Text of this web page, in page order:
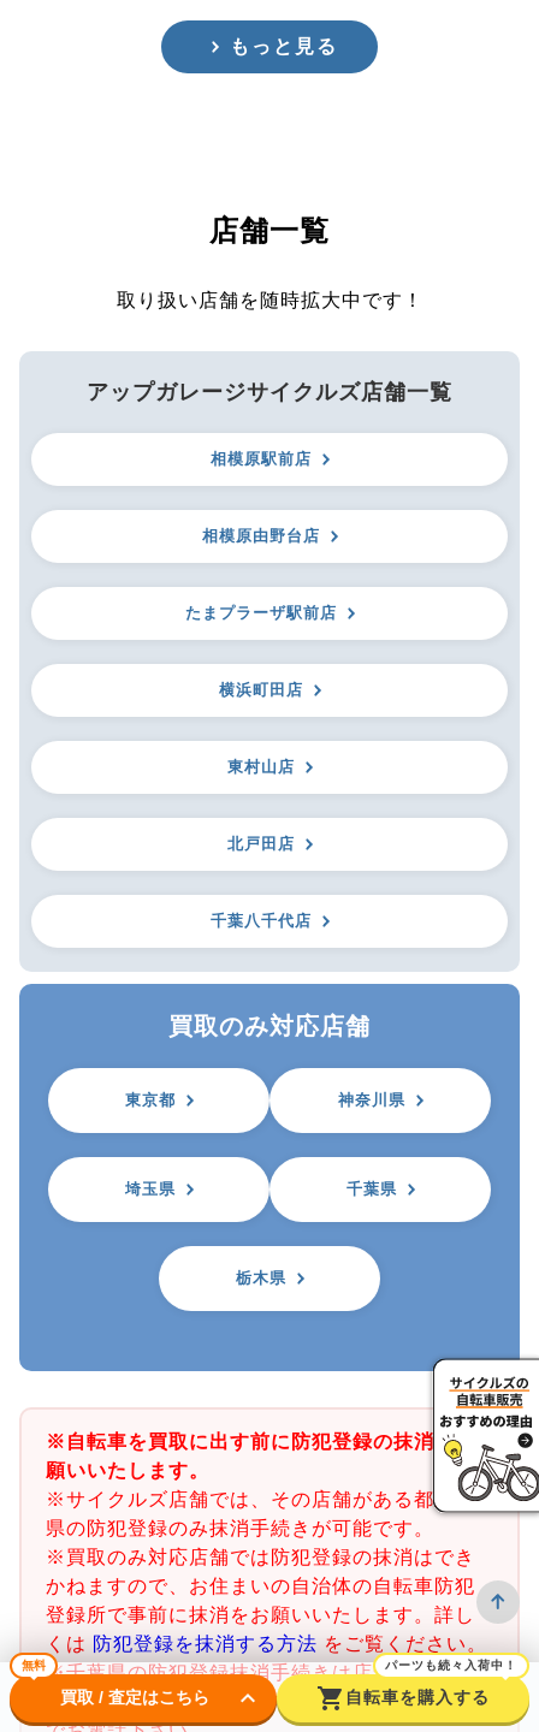
もっと見る
店舗一覧
取り扱い店舗を随時拡大中です！
アップガレージサイクルズ店舗一覧
相模原駅前店
相模原由野台店
たまプラーザ駅前店
横浜町田店
東村山店
北戸田店
千葉八千代店
買取のみ対応店舗
東京都 神奈川県
埼玉県 千葉県
栃木県
※自転車を買取に出す前に防犯登録の抹消をお
願いいたします。
※サイクルズ店舗では、その店舗がある都道府
県の防犯登録のみ抹消手続きが可能です。
※買取のみ対応店舗では防犯登録の抹消はでき
かねますので、お住まいの自治体の自転車防犯
登録所で事前に抹消をお願いいたします。詳し
くは 防犯登録を抹消する方法 をご覧ください。
※千葉県の防犯登録抹消手続きは店舗で行うこ
とができません。千葉県内の警察署又は交番ま
無料
買取 / 査定はこちら keyboard_arrow_down shopping_cart
パーツも続々入荷中！
自転車を購入する